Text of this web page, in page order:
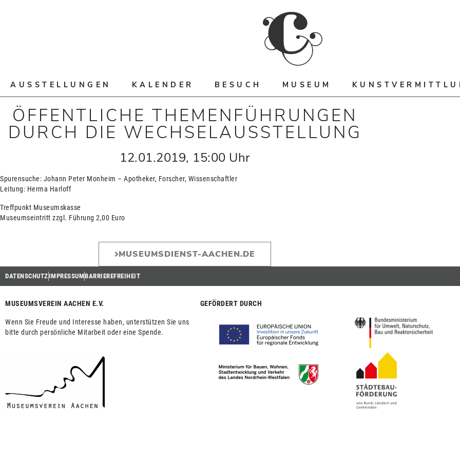
AUSSTELLUNGEN KALENDER BESUCH MUSEUM
ÖFFENTLICHE THEMENFÜHRUNGEN
DURCH DIE WECHSELAUSSTELLUNG
12.01.2019, 15:00 Uhr
Spurensuche: Johann Peter Monheim – Apotheker, Forscher, Wissenschaftler
Leitung: Herma Harloff
Treffpunkt Museumskasse
Museumseintritt zzgl. Führung 2,00 Euro
MUSEUMSDIENST-AACHEN.DE
DATENSCHUTZIMPRESSUMBARRIEREFREIHEIT
MUSEUMSVEREIN AACHEN E.V.
Wenn Sie Freude und Interesse haben, unterstützen Sie uns
bitte durch persönliche Mitarbeit oder eine Spende.
GEFÖRDERT DURCH